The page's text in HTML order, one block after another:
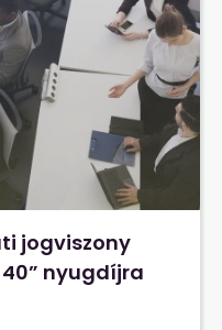
jogviszony
nyugdíjra